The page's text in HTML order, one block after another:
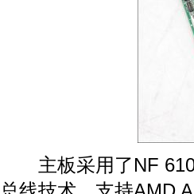
主板采用了NF